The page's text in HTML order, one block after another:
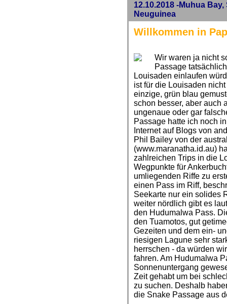
12.10.2018 -Muhua
Neuguinea
Willkommen in
Wir waren ja nicht
Passage
Louisaden einlaufen
ist für die Louisaden
einzige, grün blau
schon besser, aber auch
ungenaue oder gar
Passage hatte ich noch
Internet auf Blogs von
Phil Bailey von der
(www.maranatha.id.au)
zahlreichen Trips in die
Wegpunkte für
umliegenden Riffe zu
einen Pass im Riff,
Seekarte nur ein solides
weiter nördlich gibt es
den Hudumalwa Pass.
den Tuamotos, gut
Gezeiten und dem ein-
riesigen Lagune sehr
herrschen - da würden
fahren. Am Hudumalwa
Sonnenuntergang
Zeit gehabt um bei
zu suchen. Deshalb
die Snake Passage aus